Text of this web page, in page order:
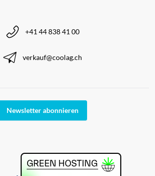
+41 44 838 41 00
verkauf@coolag.ch
Newsletter abonnieren